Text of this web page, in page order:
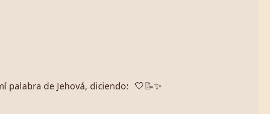
palabra de Jehová, diciendo: 🤍 📝✨